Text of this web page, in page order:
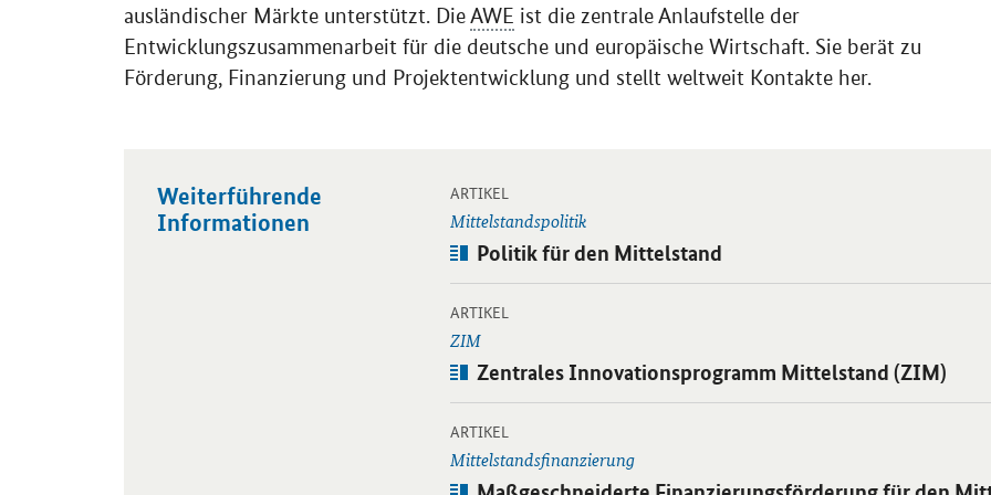
ausländischer Märkte unterstützt. DieAWE ist die zentrale Anlaufstelle der
Entwicklungszusammenarbeit für die deutsche und europäische Wirtschaft. Sie berät zu
Förderung, Finanzierung und Projektentwicklung und stellt weltweit Kontakte her.
Weiterführende
Informationen
ARTIKEL
Mittelstandspolitik
Artikel:
Politik für den Mittelstand
Öffnet Einzelsicht
ARTIKEL
ZIM
Artikel:
Zentrales Innovationsprogramm Mittelstand (ZIM)
Öffnet Einzelsicht
ARTIKEL
Mittelstandsfinanzierung
Artikel:
Öffnet Einzelsicht